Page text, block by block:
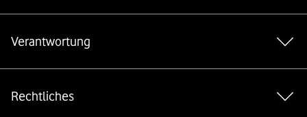
Verantwortung
Rechtliches